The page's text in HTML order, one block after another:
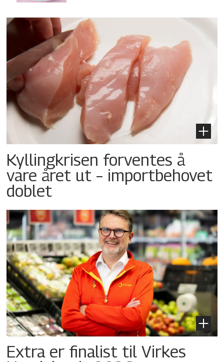
Kyllingkrisen forventes å
vare året ut – importbehovet
doblet
Extra er finalist til Virkes